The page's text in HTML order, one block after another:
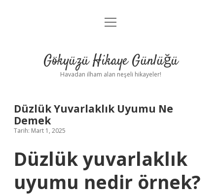
Anasayfa
Yasal Uyarı
menüyü
Gökyüzü Hikaye Günlüğü
Havadan ilham alan neşeli hikayeler!
Düzlük Yuvarlaklık Uyumu Ne
Demek
Tarih: Mart 1, 2025
Düzlük yuvarlaklık
uyumu nedir örnek?